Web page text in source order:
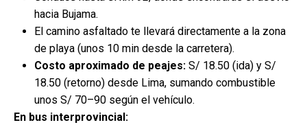
hacia Bujama.
El camino asfaltado te llevará directamente a la zona
de playa (unos 10 min desde la carretera).
Costo aproximado de peajes: S/ 18.50 (ida) y S/
18.50 (retorno) desde Lima, sumando combustible
unos S/ 70–90 según el vehículo.
En bus interprovincial: